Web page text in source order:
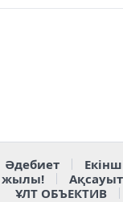
Әдебиет
жылы! Ақсауыт
ҰЛТ ОБЪЕКТИВ